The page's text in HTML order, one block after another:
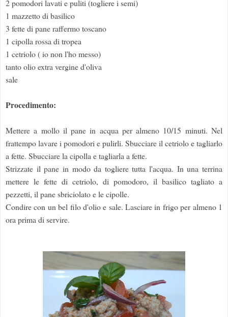
2 pomodori lavati e puliti (togliere i semi)
1 mazzetto di basilico
3 fette di pane raffermo toscano
1 cipolla rossa di tropea
1 cetriolo ( io non l'ho messo)
tanto olio extra vergine d'oliva
sale
Procedimento:
Mettere a mollo il pane in acqua per almeno 10/15 minuti. Nel
frattempo lavare i pomodori e pulirli. Sbucciare il cetriolo e tagliarlo
a fette. Sbucciare la cipolla e tagliarla a fette.
Strizzate il pane in modo da togliere tutta l'acqua. In una terrina
mettere le fette di cetriolo, di pomodoro, il basilico tagliato a
pezzetti, il pane sbriciolato e le cipolle.
Condire con un bel filo d'olio e sale. Lasciare in frigo per almeno 1
ora prima di servire.